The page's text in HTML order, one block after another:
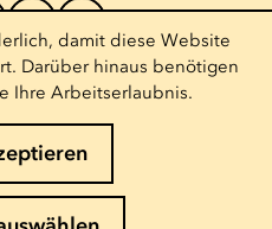
abonnieren
damit diese Website
Darüber hinaus benötigen
Ihre Arbeitserlaubnis.